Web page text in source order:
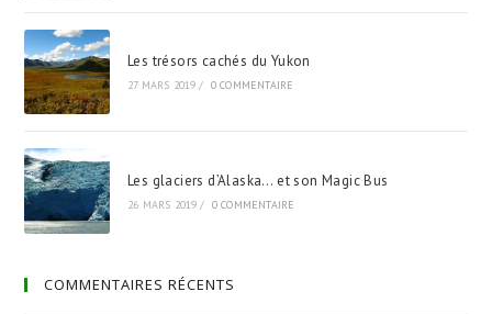
Les trésors cachés du Yukon
27 MARS 2019 / 0 COMMENTAIRE
Les glaciers d’Alaska… et son Magic Bus
26 MARS 2019 / 0 COMMENTAIRE
COMMENTAIRES RÉCENTS